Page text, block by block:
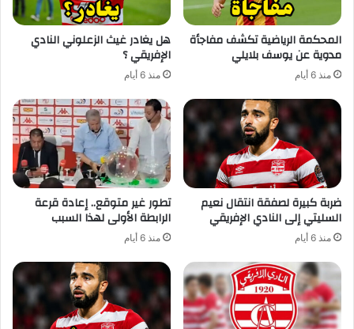
المحكمة الرياضية تكشف مفاجأة
مدوية عن يوسف بلايلي
منذ 6 أيام
هل يغادر غيث الزعلوني النادي
الإفريقي ؟
منذ 6 أيام
ضربة كبيرة لصفقة انتقال نعيم
السليتي إلى النادي الإفريقي
منذ 6 أيام
تطور غير متوقع.. إعادة قرعة
الرابطة الأولى لهذا السبب
منذ 6 أيام